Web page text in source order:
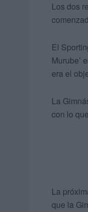
Los dos
El
Murube’
era el
La
con lo
La
que la